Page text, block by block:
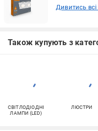
Дивитись всі
Також купують з
СВІТЛОДІОДНІ
ЛАМПИ (LED)
ЛЮСТРИ